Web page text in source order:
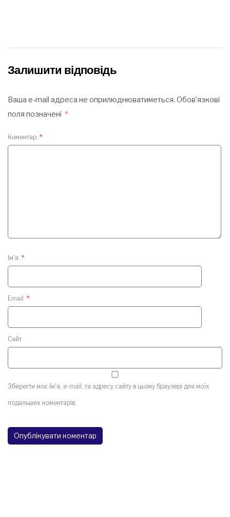
Залишити відповідь
Ваша e-mail адреса не оприлюднюватиметься. Обов’язкові
поля позначені *
Коментар *
Ім'я *
Email *
Сайт
Зберегти моє ім'я, e-mail, та адресу сайту в цьому браузері для моїх
подальших коментарів.